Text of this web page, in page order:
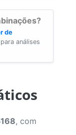
de
análises
, com